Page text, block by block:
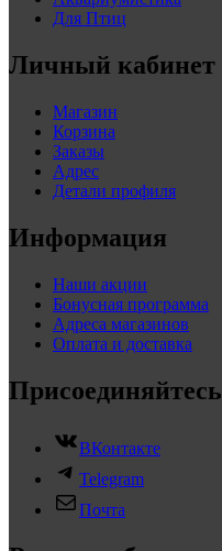
Для Птиц
Личный кабинет
Магазин
Корзина
Заказы
Адрес
Детали профиля
Информация
Наши акции
Бонусная программа
Адреса магазинов
Оплата и доставка
Присоединяйтесь
ВКонтакте
Telegram
Почта